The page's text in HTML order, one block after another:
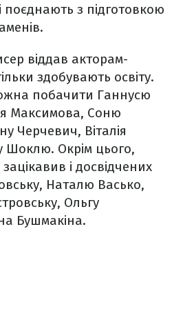
поєднають з підготовкою
віддав акторам-
здобувають освіту.
побачити Ганнусю
Максимова, Соню
Черчевич, Віталія
Шоклю. Окрім цього,
і досвідчених
Наталю Васько,
Ольгу
Бушмакіна.